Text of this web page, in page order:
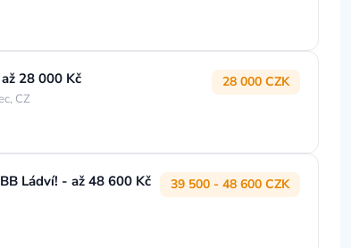
28 000 Kč
CZ
28 000 CZK
Ládví! - až 48 600 Kč 39 500 - 48 600 CZK